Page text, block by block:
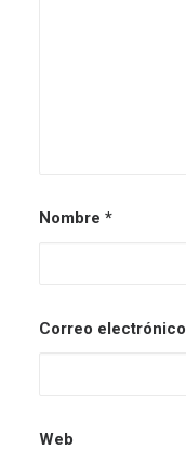
Nombre *
Correo electrónico
Web